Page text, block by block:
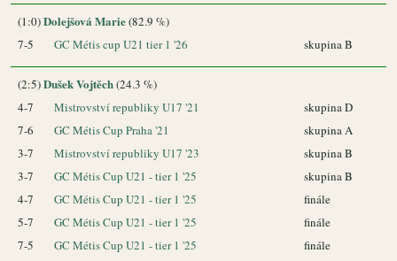
(1:0)Dolejšová Marie(82.9 %)
7-5
GC Métis cup U21 tier 1 '26 skupina B
(2:5)Dušek Vojtěch(24.3 %)
4-7
Mistrovství republiky U17 '21
skupina D
7-6
GC Métis Cup Praha '21
skupina A
3-7
Mistrovství republiky U17 '23
skupina B
3-7
GC Métis Cup U21 - tier 1 '25
skupina B
4-7
GC Métis Cup U21 - tier 1 '25
finále
5-7
GC Métis Cup U21 - tier 1 '25
finále
7-5
GC Métis Cup U21 - tier 1 '25 finále